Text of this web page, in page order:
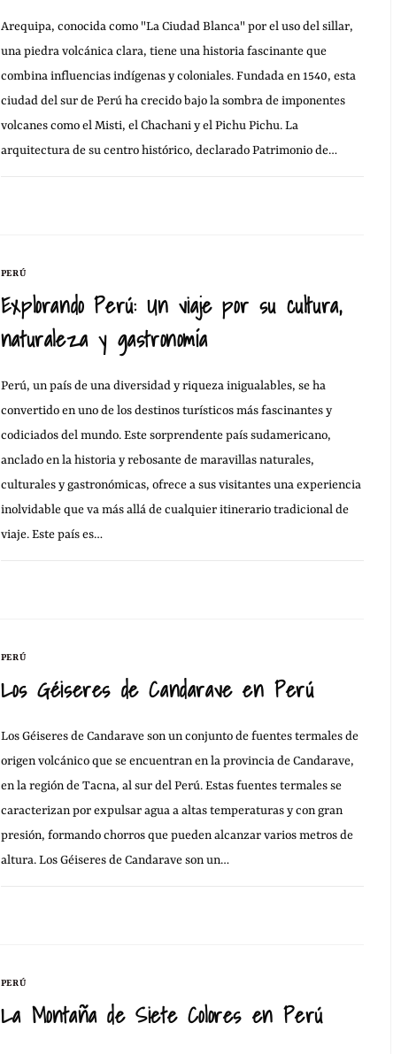
Arequipa, conocida como "La Ciudad Blanca" por el uso del sillar,
una piedra volcánica clara, tiene una historia fascinante que
combina influencias indígenas y coloniales. Fundada en 1540, esta
ciudad del sur de Perú ha crecido bajo la sombra de imponentes
volcanes como el Misti, el Chachani y el Pichu Pichu. La
arquitectura de su centro histórico, declarado Patrimonio de…
PERÚ
Explorando Perú: Un viaje por su cultura,
naturaleza y gastronomía
Perú, un país de una diversidad y riqueza inigualables, se ha
convertido en uno de los destinos turísticos más fascinantes y
codiciados del mundo. Este sorprendente país sudamericano,
anclado en la historia y rebosante de maravillas naturales,
culturales y gastronómicas, ofrece a sus visitantes una experiencia
inolvidable que va más allá de cualquier itinerario tradicional de
viaje. Este país es…
PERÚ
Los Géiseres de Candarave en Perú
Los Géiseres de Candarave son un conjunto de fuentes termales de
origen volcánico que se encuentran en la provincia de Candarave,
en la región de Tacna, al sur del Perú. Estas fuentes termales se
caracterizan por expulsar agua a altas temperaturas y con gran
presión, formando chorros que pueden alcanzar varios metros de
altura. Los Géiseres de Candarave son un…
PERÚ
La Montaña de Siete Colores en Perú